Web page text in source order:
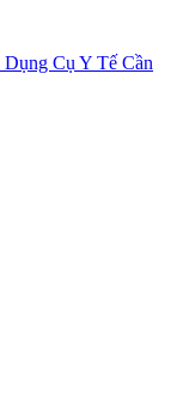
Dụng Cụ Y Tế Cần